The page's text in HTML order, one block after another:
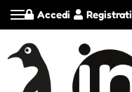
Registrati
Accedi